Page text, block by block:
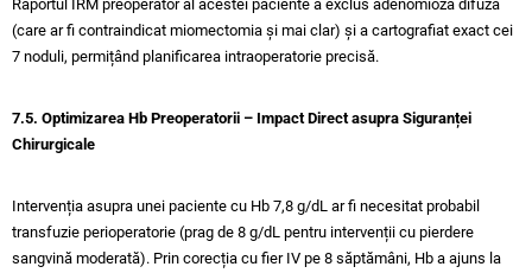
Raportul IRM preoperator al acestei paciente a exclus adenomioza difuză
(care ar fi contraindicat miomectomia și mai clar) și a cartografiat exact cei
7 noduli, permițând planificarea intraoperatorie precisă.
7.5. Optimizarea Hb Preoperatorii – Impact Direct asupra Siguranței
Chirurgicale
Intervenția asupra unei paciente cu Hb 7,8 g/dL ar fi necesitat probabil
transfuzie perioperatorie (prag de 8 g/dL pentru intervenții cu pierdere
sangvină moderată). Prin corecția cu fier IV pe 8 săptămâni, Hb a ajuns la